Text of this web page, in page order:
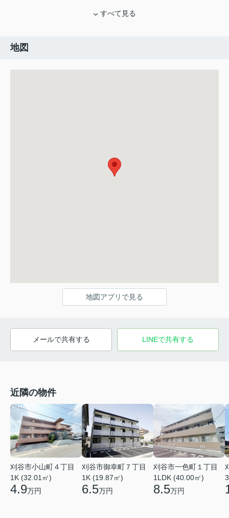
すべて見る
地図
地図アプリで見る
メールで共有する LINEで共有する
近隣の物件
刈谷市小山町４丁目
1K (32.01㎡)
4.9万円
刈谷市御幸町７丁目
1K (19.87㎡)
6.5万円
刈谷市一色町１丁目
1LDK (40.00㎡)
8.5万円